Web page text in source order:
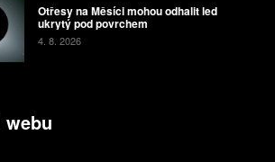
Otřesy na Měsíci mohou odhalit led
ukrytý pod povrchem
4. 8. 2026
webu